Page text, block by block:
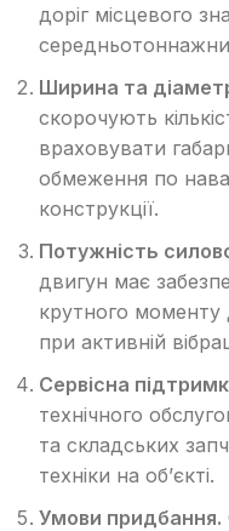
доріг місцевого
Ширина та
скорочують
враховувати
обмеження по
конструкції.
Потужність
двигун має
крутного моменту
при активній
Сервісна
технічного
та складських
техніки на об’єкті.
Умови придбання.